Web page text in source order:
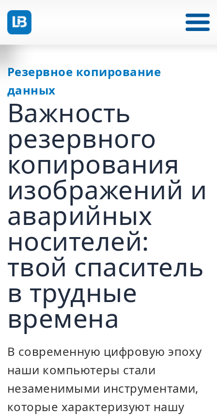
Резервное копирование
данных
Важность
резервного
копирования
изображений и
аварийных
носителей:
твой спаситель
в трудные
времена
В современную цифровую эпоху
наши компьютеры стали
незаменимыми инструментами,
которые характеризуют нашу